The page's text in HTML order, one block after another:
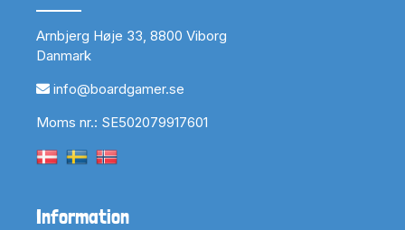
Arnbjerg Høje 33, 8800 Viborg
Danmark
info@boardgamer.se
Moms nr.: SE502079917601
Information